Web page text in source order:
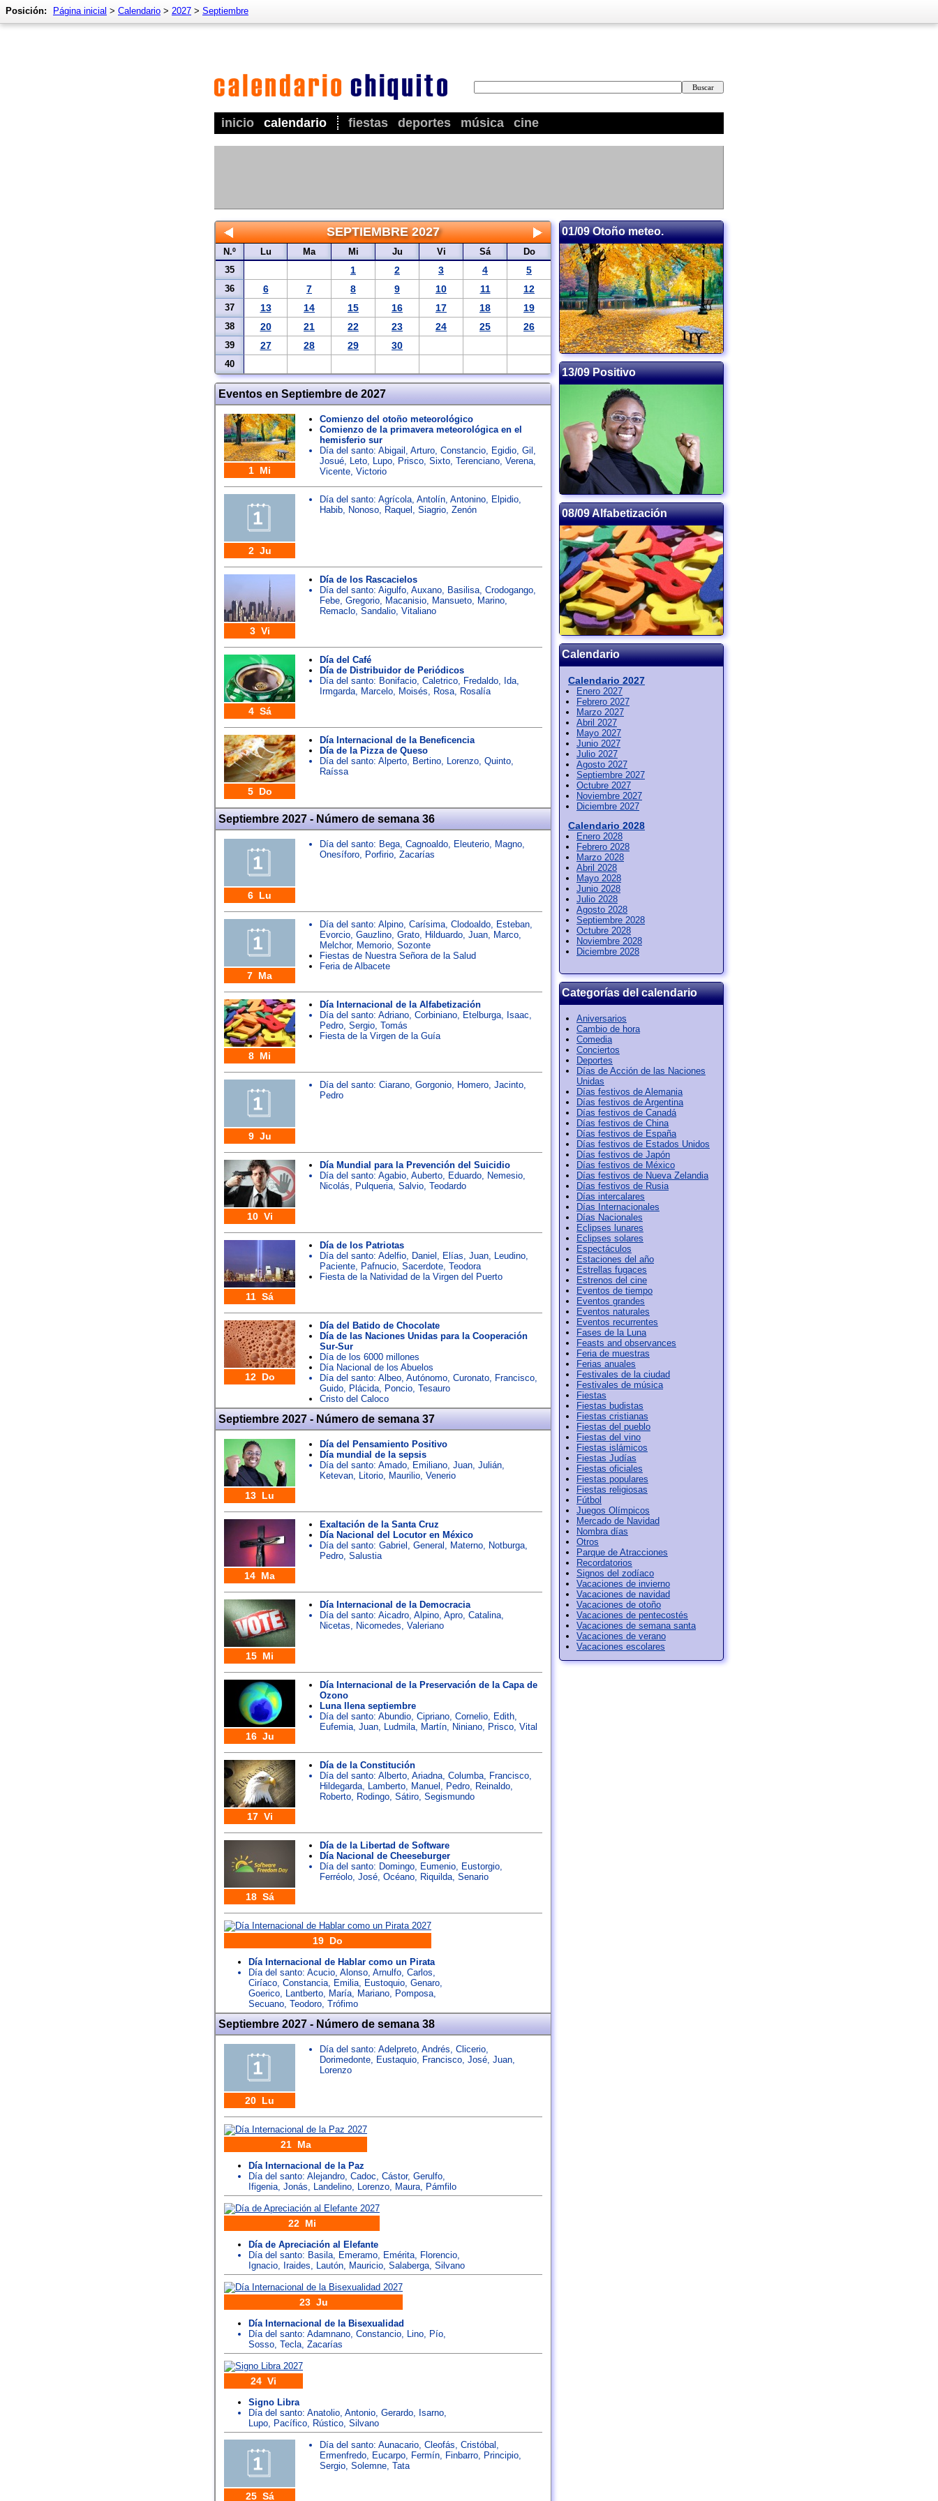
inicio calendario fiestas deportes música cine
Posición: Página inicial > Calendario > 2027 > Septiembre
SEPTIEMBRE 2027
N.º Lu Ma Mi Ju Vi Sá
Do
35
1 2 3 4 5
36 6 7 8 9 10 11 12
37 13 14 15 16 17 18 19
38 20 21 22 23 24 25 26
39 27 28 29 30
40
Eventos en Septiembre de 2027
1 Mi
Comienzo del otoño meteorológico
Comienzo de la primavera meteorológica en el
hemisferio sur
Día del santo: Abigail , Arturo, Constancio, Egidio, Gil ,
Josué, Leto, Lupo, Prisco, Sixto, Terenciano, Verena,
Vicente, Victorio
2 Ju
Día del santo: Agrícola, Antolín, Antonino, Elpidio,
Habib, Nonoso, Raquel , Siagrio, Zenón
3 Vi
Día de los Rascacielos
Día del santo: Aigulfo, Auxano, Basilisa, Crodogango,
Febe, Gregorio, Macanisio, Mansueto, Marino,
Remaclo, Sandalio, Vitaliano
4 Sá
Día del Café
Día de Distribuidor de Periódicos
Día del santo: Bonifacio, Caletrico, Fredaldo, Ida,
Irmgarda, Marcelo, Moisés, Rosa, Rosalía
5 Do
Día Internacional de la Beneficencia
Día de la Pizza de Queso
Día del santo: Alperto, Bertino, Lorenzo, Quinto,
Raíssa
Septiembre 2027 - Número de semana 36
6 Lu
Día del santo: Bega, Cagnoaldo, Eleuterio, Magno,
Onesíforo, Porfirio, Zacarías
7 Ma
Día del santo: Alpino, Carísima, Clodoaldo, Esteban,
Evorcio, Gauzlino, Grato, Hilduardo, Juan, Marco,
Melchor, Memorio, Sozonte
Fiestas de Nuestra Señora de la Salud
Feria de Albacete
8 Mi
Día Internacional de la Alfabetización
Día del santo: Adriano, Corbiniano, Etelburga, Isaac,
Pedro, Sergio, Tomás
Fiesta de la Virgen de la Guía
9 Ju
Día del santo: Ciarano, Gorgonio, Homero, Jacinto,
Pedro
10 Vi
Día Mundial para la Prevención del Suicidio
Día del santo: Agabio, Auberto, Eduardo, Nemesio,
Nicolás, Pulqueria, Salvio, Teodardo
11 Sá
Día de los Patriotas
Día del santo: Adelfio, Daniel , Elías, Juan, Leudino,
Paciente, Pafnucio, Sacerdote, Teodora
Fiesta de la Natividad de la Virgen del Puerto
12 Do
Día del Batido de Chocolate
Día de las Naciones Unidas para la Cooperación
Sur-Sur
Día de los 6000 millones
Día Nacional de los Abuelos
Día del santo: Albeo, Autónomo, Curonato, Francisco,
Guido, Plácida, Poncio, Tesauro
Cristo del Caloco
Septiembre 2027 - Número de semana 37
13 Lu
Día del Pensamiento Positivo
Día mundial de la sepsis
Día del santo: Amado, Emiliano, Juan, Julián,
Ketevan, Litorio, Maurilio, Venerio
14 Ma
Exaltación de la Santa Cruz
Día Nacional del Locutor en México
Día del santo: Gabriel , General , Materno, Notburga,
Pedro, Salustia
15 Mi
Día Internacional de la Democracia
Día del santo: Aicadro, Alpino, Apro, Catalina,
Nicetas, Nicomedes, Valeriano
16 Ju
Día Internacional de la Preservación de la Capa de
Ozono
Luna llena septiembre
Día del santo: Abundio, Cipriano, Cornelio, Edith,
Eufemia, Juan, Ludmila, Martín, Niniano, Prisco, Vital
17 Vi
Día de la Constitución
Día del santo: Alberto, Ariadna, Columba, Francisco,
Hildegarda, Lamberto, Manuel , Pedro, Reinaldo,
Roberto, Rodingo, Sátiro, Segismundo
18 Sá
Día de la Libertad de Software
Día Nacional de Cheeseburger
Día del santo: Domingo, Eumenio, Eustorgio,
Ferréolo, José, Océano, Riquilda, Senario
19 Do
Día Internacional de Hablar como un Pirata
Día del santo: Acucio, Alonso, Arnulfo, Carlos,
Ciríaco, Constancia, Emilia, Eustoquio, Genaro,
Goerico, Lantberto, María, Mariano, Pomposa,
Secuano, Teodoro, Trófimo
Septiembre 2027 - Número de semana 38
20 Lu
Día del santo: Adelpreto, Andrés, Clicerio,
Dorimedonte, Eustaquio, Francisco, José, Juan,
Lorenzo
21 Ma
Día Internacional de la Paz
Día del santo: Alejandro, Cadoc, Cástor, Gerulfo,
Ifigenia, Jonás, Landelino, Lorenzo, Maura, Pámfilo
22 Mi
Día de Apreciación al Elefante
Día del santo: Basila, Emeramo, Emérita, Florencio,
Ignacio, Iraides, Lautón, Mauricio, Salaberga, Silvano
23 Ju
Día Internacional de la Bisexualidad
Día del santo: Adamnano, Constancio, Lino, Pío,
Sosso, Tecla, Zacarías
24 Vi
Signo Libra
Día del santo: Anatolio, Antonio, Gerardo, Isarno,
Lupo, Pacífico, Rústico, Silvano
25 Sá
Día del santo: Aunacario, Cleofás, Cristóbal ,
Ermenfredo, Eucarpo, Fermín, Finbarro, Principio,
Sergio, Solemne, Tata
01/09 Otoño meteo.
13/09 Positivo
08/09 Alfabetización
Calendario
Calendario 2027
Enero 2027
Febrero 2027
Marzo 2027
Abril 2027
Mayo 2027
Junio 2027
Julio 2027
Agosto 2027
Septiembre 2027
Octubre 2027
Noviembre 2027
Diciembre 2027
Calendario 2028
Enero 2028
Febrero 2028
Marzo 2028
Abril 2028
Mayo 2028
Junio 2028
Julio 2028
Agosto 2028
Septiembre 2028
Octubre 2028
Noviembre 2028
Diciembre 2028
Categorías del calendario
Aniversarios
Cambio de hora
Comedia
Conciertos
Deportes
Días de Acción de las Naciones
Unidas
Días festivos de Alemania
Días festivos de Argentina
Días festivos de Canadá
Días festivos de China
Días festivos de España
Días festivos de Estados Unidos
Días festivos de Japón
Días festivos de México
Días festivos de Nueva Zelandia
Días festivos de Rusia
Días intercalares
Días Internacionales
Días Nacionales
Eclipses lunares
Eclipses solares
Espectáculos
Estaciones del año
Estrellas fugaces
Estrenos del cine
Eventos de tiempo
Eventos grandes
Eventos naturales
Eventos recurrentes
Fases de la Luna
Feasts and observances
Feria de muestras
Ferias anuales
Festivales de la ciudad
Festivales de música
Fiestas
Fiestas budistas
Fiestas cristianas
Fiestas del pueblo
Fiestas del vino
Fiestas islámicos
Fiestas Judías
Fiestas oficiales
Fiestas populares
Fiestas religiosas
Fútbol
Juegos Olímpicos
Mercado de Navidad
Nombra días
Otros
Parque de Atracciones
Recordatorios
Signos del zodíaco
Vacaciones de invierno
Vacaciones de navidad
Vacaciones de otoño
Vacaciones de pentecostés
Vacaciones de semana santa
Vacaciones de verano
Vacaciones escolares